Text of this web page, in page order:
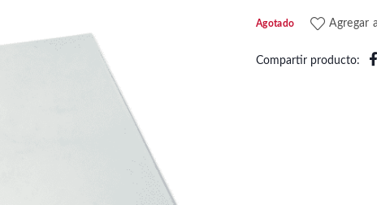
Agotado Agregar
Compartir producto